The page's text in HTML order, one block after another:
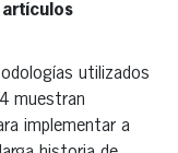
utilizados
muestran
implementar a